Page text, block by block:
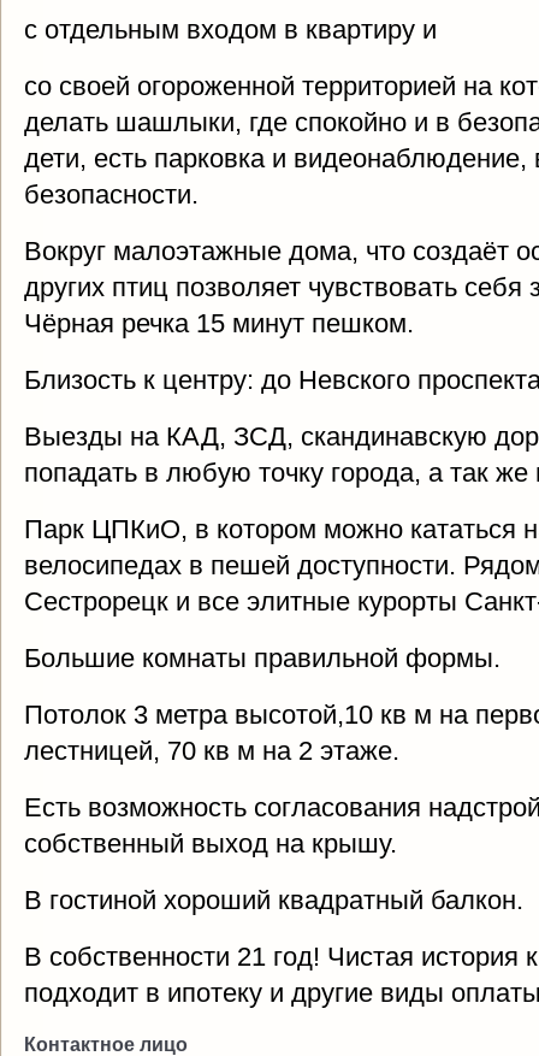
с отдельным входом в квартиру и
со своей огороженной территорией на
делать шашлыки, где спокойно и в
дети, есть парковка и
безопасности.
Вокруг малоэтажные дома, что создаёт
других птиц позволяет чувствовать
Чёрная речка 15 минут пешком.
Близость к центру: до Невского
Выезды на КАД, ЗСД, скандинавскую
попадать в любую точку города, а так же
Парк ЦПКиО, в котором можно кататься
велосипедах в пешей доступности.
Сестрорецк и все элитные курорты
Большие комнаты правильной формы.
Потолок 3 метра высотой,10 кв м на
лестницей, 70 кв м на 2 этаже.
Есть возможность согласования
собственный выход на крышу.
В гостиной хороший квадратный балкон.
В собственности 21 год! Чистая история
подходит в ипотеку и другие виды
Контактное лицо